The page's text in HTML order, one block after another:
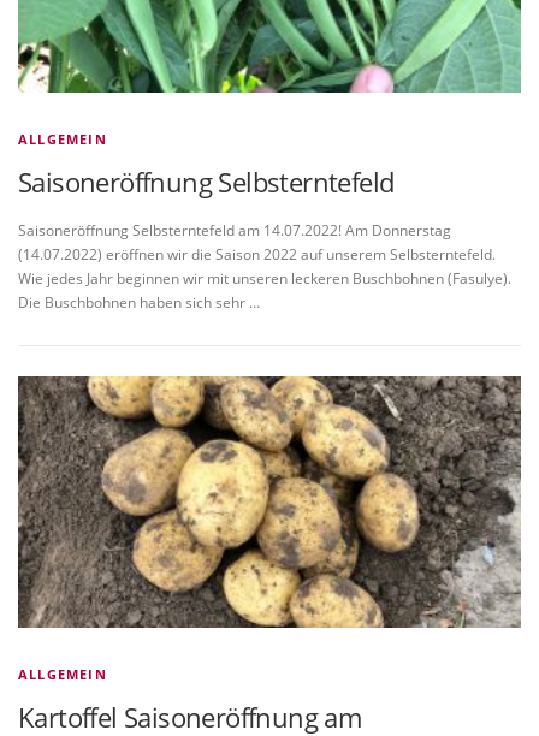
ALLGEMEIN
Saisoneröffnung Selbsterntefeld
Saisoneröffnung Selbsterntefeld am 14.07.2022! Am Donnerstag
(14.07.2022) eröffnen wir die Saison 2022 auf unserem Selbsterntefeld.
Wie jedes Jahr beginnen wir mit unseren leckeren Buschbohnen (Fasulye).
Die Buschbohnen haben sich sehr …
ALLGEMEIN
Kartoffel Saisoneröffnung am